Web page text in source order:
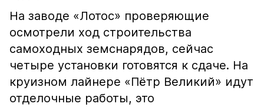
На заводе «Лотос» проверяющие
осмотрели ход строительства
самоходных земснарядов, сейчас
четыре установки готовятся к сдаче. На
круизном лайнере «Пётр Великий» идут
отделочные работы, это